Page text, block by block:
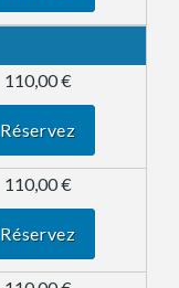
110,00 €
Réservez
110,00 €
Réservez